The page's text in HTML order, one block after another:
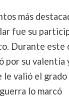
más
fue su
Durante
por su valentía
le valió el grado
lo marcó